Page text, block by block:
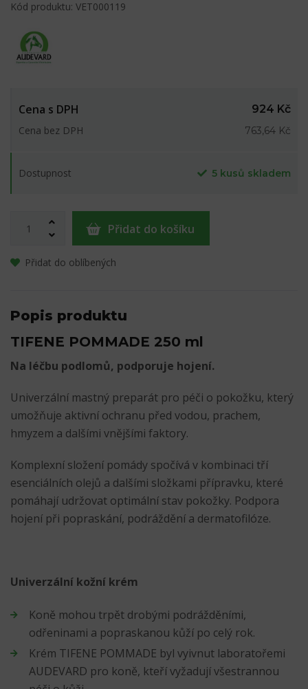
Kód produktu: VET000119
Cena s DPH
924 Kč
Cena bez DPH
763,64 Kč
Dostupnost 5 kusů skladem
Přidat do košíku
Přidat do oblíbených
Popis produktu
TIFENE POMMADE 250 ml
Na léčbu podlomů, podporuje hojení.
Univerzální mastný preparát pro péči o pokožku, který
umožňuje aktivní ochranu před vodou, prachem,
hmyzem a dalšími vnějšími faktory.
Komplexní složení pomády spočívá v kombinaci tří
esenciálních olejů a dalšími složkami přípravku, které
pomáhají udržovat optimální stav pokožky. Podpora
hojení při popraskání, podráždění a dermatofilóze.
Univerzální kožní krém
Koně mohou trpět drobými podrážděními,
odřeninami a popraskanou kůží po celý rok.
Krém TIFENE POMMADE byl vyivnut laboratořemi
AUDEVARD pro koně, kteří vyžadují všestrannou